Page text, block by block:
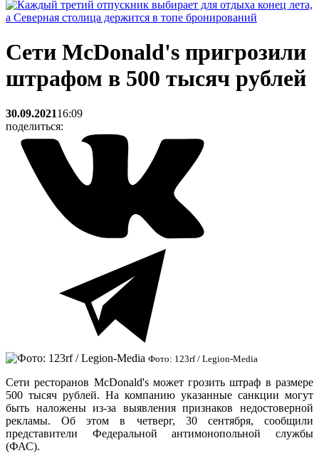
Сети McDonald's пригрозили
штрафом в 500 тысяч рублей
30.09.202116:09
поделиться:
Фото: 123rf / Legion-Media
Сети ресторанов McDonald's может грозить штраф в размере
500 тысяч рублей. На компанию указанные санкции могут
быть наложены из-за выявления признаков недостоверной
рекламы. Об этом в четверг, 30 сентября, сообщили
представители Федеральной антимонопольной службы
(ФАС).